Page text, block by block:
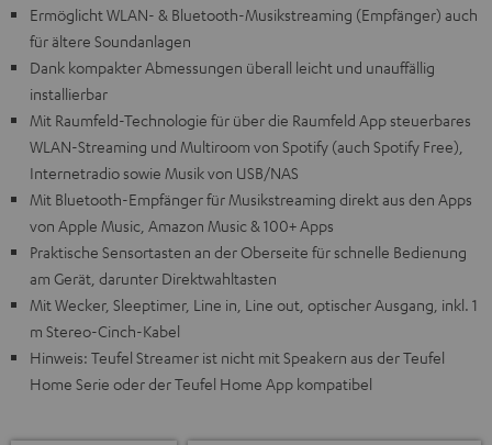
Ermöglicht WLAN- & Bluetooth-Musikstreaming (Empfänger) auch
für ältere Soundanlagen
Dank kompakter Abmessungen überall leicht und unauffällig
installierbar
Mit Raumfeld-Technologie für über die Raumfeld App steuerbares
WLAN-Streaming und Multiroom von Spotify (auch Spotify Free),
Internetradio sowie Musik von USB/NAS
Mit Bluetooth-Empfänger für Musikstreaming direkt aus den Apps
von Apple Music, Amazon Music & 100+ Apps
Praktische Sensortasten an der Oberseite für schnelle Bedienung
am Gerät, darunter Direktwahltasten
Mit Wecker, Sleeptimer, Line in, Line out, optischer Ausgang, inkl. 1
m Stereo-Cinch-Kabel
Hinweis: Teufel Streamer ist nicht mit Speakern aus der Teufel
Home Serie oder der Teufel Home App kompatibel